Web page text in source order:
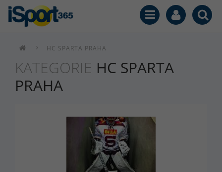
HC SPARTA PRAHA
KATEGORIE HC SPARTA
PRAHA